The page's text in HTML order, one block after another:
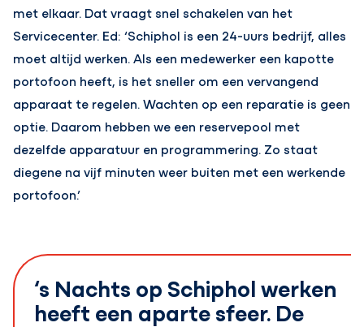
met elkaar. Dat vraagt snel schakelen van het
Servicecenter. Ed: ‘Schiphol is een 24-uurs bedrijf, alles
moet altijd werken. Als een medewerker een kapotte
portofoon heeft, is het sneller om een vervangend
apparaat te regelen. Wachten op een reparatie is geen
optie. Daarom hebben we een reservepool met
dezelfde apparatuur en programmering. Zo staat
diegene na vijf minuten weer buiten met een werkende
portofoon.’
‘s Nachts op Schiphol werken
heeft een aparte sfeer. De